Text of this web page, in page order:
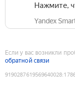
Нажмите,
Yandex
Если у вас возникли
обратной связи
9190287619569640028: